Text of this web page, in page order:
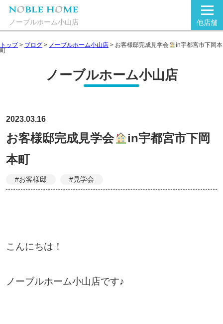
ノーブルホーム小山店 他店舗
トップ> ブログ > ノーブルホーム小山店 > お客様邸完成見学会 in宇都宮市下岡本
町
ノーブルホーム小山店
2023.03.16
お客様邸完成見学会
in宇都宮市下岡
本町
#お客様邸 #見学会
こんにちは！
ノーブルホーム小山店です♪